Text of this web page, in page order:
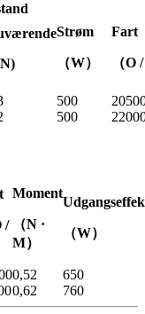
Strøm
（W）
Fart
（O
500
500
/
Moment
（N ·
M）
（W）
0,52
650
0,62 760